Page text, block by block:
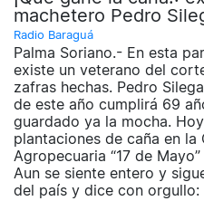
machetero Pedro
Radio Baraguá
Palma Soriano.- En esta
existe un veterano del
zafras hechas. Pedro
de este año cumplirá 69
guardado ya la mocha.
plantaciones de caña en
Agropecuaria “17 de
Aun se siente entero y
del país y dice con orgullo: